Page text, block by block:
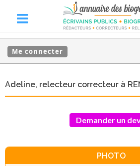
Me connecter
Adeline, relecteur correcteur à
Demander un
PHOTO